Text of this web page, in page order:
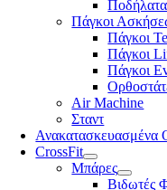
Ποδήλατα
Πάγκοι
Πάγκοι
Πάγκοι
Πάγκοι
Air Machine
Σταντ
Ανακατασκευασμένα
CrossFit
Μπάρες
Βιδωτές